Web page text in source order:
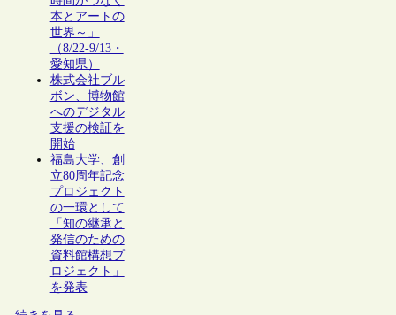
本とアートの
世界～」
（8/22-9/13・
愛知県）
株式会社ブル
ボン、博物館
へのデジタル
支援の検証を
開始
福島大学、創
立80周年記念
プロジェクト
の一環として
「知の継承と
発信のための
資料館構想プ
ロジェクト」
を発表